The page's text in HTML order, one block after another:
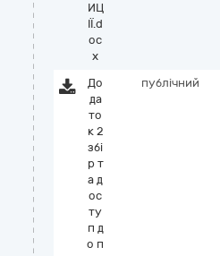
ИЦ
ІЇ.d
oc
x
До
да
то
к 2
збі
р т
а д
ос
ту
п д
о п
публічний